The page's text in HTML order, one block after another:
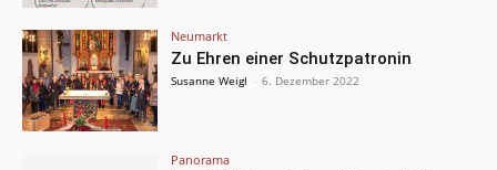
Neumarkt
Zu Ehren einer Schutzpatronin
Susanne Weigl - 6. Dezember 2022
Panorama